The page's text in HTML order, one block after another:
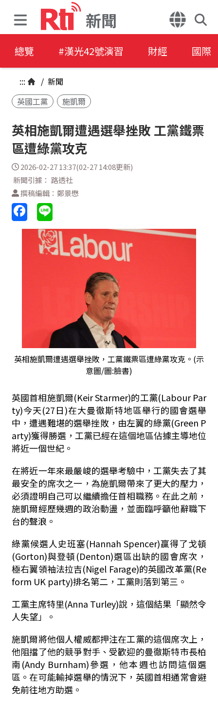
新聞
總覽 #漢光42號演習 財經 國際
::: / 新聞
英國工黨
施凱爾
英相施凱爾遭遇選舉挫敗 工黨鐵票
區遭綠黨攻克
2026-02-27 13:37(02-27 14:08更新)
新聞引據： 路透社
撰稿編輯：鄭景懋
英相施凱爾遭遇選舉挫敗，工黨鐵票區遭綠黨攻克。(示
意圖/圖:臉書)
英國首相施凱爾(Keir Starmer)的工黨(Labour Par
ty)今天(27日)在大曼徹斯特地區舉行的國會選舉
中，遭遇難堪的選舉挫敗，由左翼的綠黨(Green ⁠P
arty)獲得勝選，工黨已經在這個地區佔據主導地位
將近一個世紀。
在將近一年來最嚴峻的選舉考驗中，工黨失去了其
最安全的席次之一，為施凱爾帶來了更大的壓力，
必須證明自己可以繼續擔任首相職務。在此之前，
施凱爾經歷幾週的政治動盪，並面臨呼籲他辭職下
台的聲浪。
綠黨候選人史班塞(Hannah Spencer)贏得了戈頓
(Gorton)與登頓(Denton)選區出缺的國會席次，
極右翼領袖法拉吉(Nigel Farage)的英國改革黨(Re
form UK party)排名第二，工黨則落到第三。
工黨主席特里(Anna Turley)說，這個結果「顯然令
人失望」。
施凱爾將他個人權威都押注在工黨的這個席次上，
他阻擋了他的競爭對手、受歡迎的曼徹斯特市長柏
南(Andy Burnham)參選，他本週也訪問這個選
區。在可能輸掉選舉的情況下，英國首相通常會避
免前往地方助選。